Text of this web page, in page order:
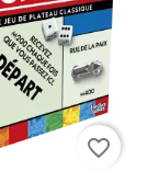
favorite_border